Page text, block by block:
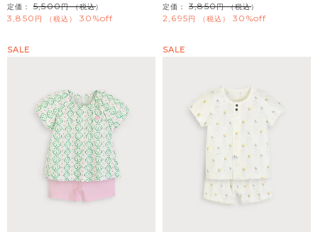
定価： 5,500 （税込）
3,850 税込 30%off
定価： 3,850 （税込）
2,695 税込 30%off
SALE SALE